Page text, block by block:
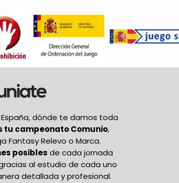
dónde te damos toda
tu campeonato Comunio,
Fantasy Relevo o Marca.
posibles de cada jornada
al estudio de cada uno
detallada y profesional.